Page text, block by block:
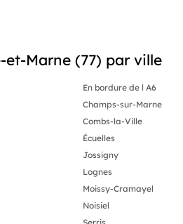
et-Marne (77) par ville
En bordure de l A6
Champs-sur-Marne
Combs-la-Ville
Écuelles
Jossigny
Lognes
Moissy-Cramayel
Noisiel
Serris